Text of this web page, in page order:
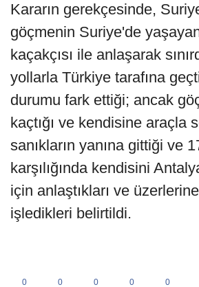
Kararın gerekçesinde,
göçmenin Suriye'de
kaçakçısı ile anlaşarak
yollarla Türkiye tarafına
durumu fark ettiği; ancak
kaçtığı ve kendisine araçla
sanıkların yanına gittiği ve
karşılığında kendisini
için anlaştıkları ve
işledikleri belirtildi.